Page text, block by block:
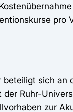
pro
beteiligt sich an
der Ruhr-
zur